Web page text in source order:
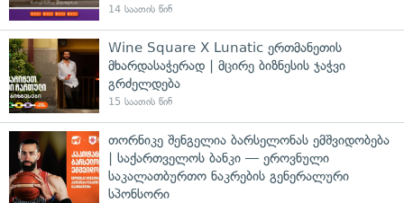
14 საათის წინ
Wine Square X Lunatic ერთმანეთის
მხარდასაჭერად | მცირე ბიზნესის ჯაჭვი
გრძელდება
15 საათის წინ
თორნიკე შენგელია ბარსელონას ემშვიდობება
| საქართველოს ბანკი — ეროვნული
საკალათბურთო ნაკრების გენერალური
სპონსორი